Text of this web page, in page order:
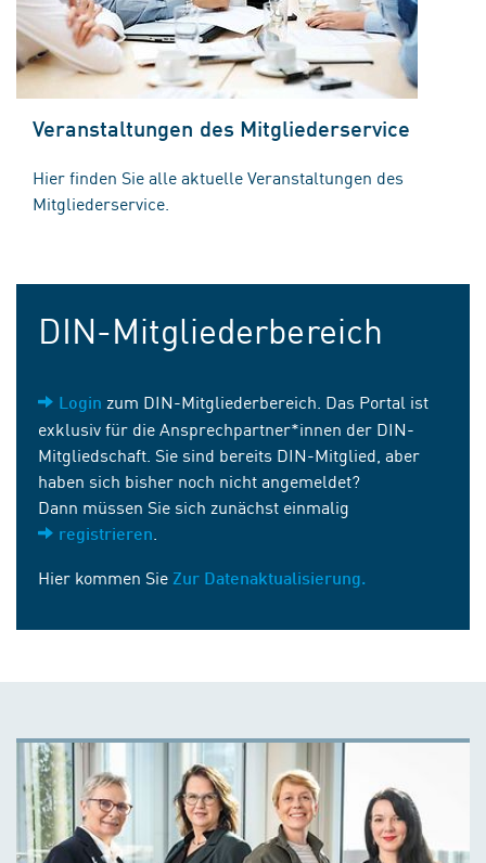
Veranstaltungen des Mitgliederservice
Hier finden Sie alle aktuelle Veranstaltungen des
Mitgliederservice.
DIN-Mitgliederbereich
Login zum DIN-Mitgliederbereich. Das Portal ist
exklusiv für die Ansprechpartner*innen der DIN-
Mitgliedschaft. Sie sind bereits DIN-Mitglied, aber
haben sich bisher noch nicht angemeldet?
Dann müssen Sie sich zunächst einmalig
registrieren
Hier kommen Sie Zur Datenaktualisierung.